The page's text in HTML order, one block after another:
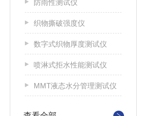
防雨性测试仪
织物撕破强度仪
数字式织物厚度测试仪
喷淋式拒水性能测试仪
MMT液态水分管理测试仪